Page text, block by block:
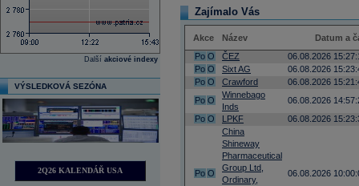
Další akciové indexy
VÝSLEDKOVÁ SEZÓNA
2Q26 KALENDÁŘ USA
Zajímalo Vás
Akce Název
Datum a
Po O ČEZ
06.08.2026
Po O Sixt AG
06.08.2026
Po O Crawford
06.08.2026
Po O
Winnebago
Inds
06.08.2026
Po O LPKF 06.08.2026
Po O
China
Shineway
Pharmaceutical
Group Ltd,
Ordinary,
06.08.2026